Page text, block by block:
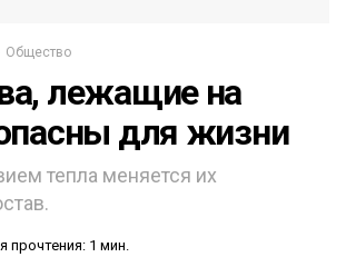
Общество
лежащие на
для жизни
тепла меняется их
прочтения: 1 мин.